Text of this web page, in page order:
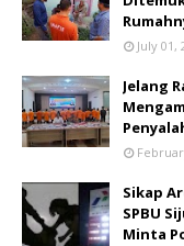
July 01,
Jelang
Sikap
SPBU
Minta